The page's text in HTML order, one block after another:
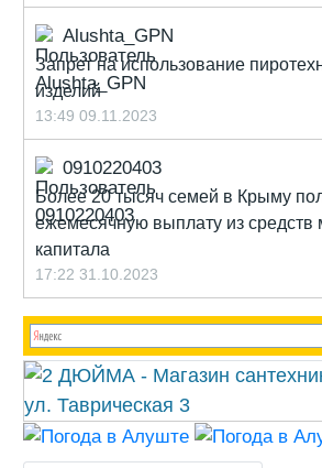
Alushta_GPN
Запрет на использование
изделий
13:49 09.11.2023
0910220403
Более 20 тысяч семей в Крыму
ежемесячную выплату из средств
капитала
17:22 31.10.2023